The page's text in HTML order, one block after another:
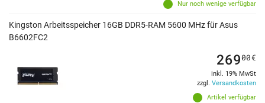
Nur noch wenige verfügbar
Kingston Arbeitsspeicher 16GB DDR5-RAM 5600 MHz für Asus
B6602FC2
Artikel verfügbar
26900€
inkl. 19% MwSt
zzgl. Versandkosten